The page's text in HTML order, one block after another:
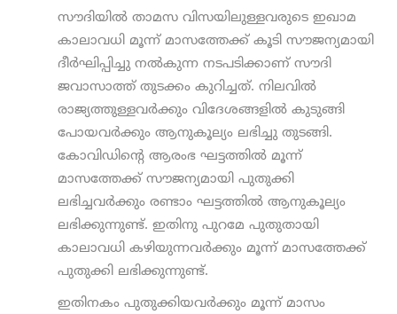
സൗദിയില്‍ താമസ വിസയിലുള്ളവരുടെ ഇഖാമ
കാലാവധി മൂന്ന് മാസത്തേക്ക് കൂടി സൗജന്യമായി
ദീര്‍ഘിപ്പിച്ചു നല്‍കുന്ന നടപടിക്കാണ് സൗദി
ജവാസാത്ത് തുടക്കം കുറിച്ചത്. നിലവില്‍
രാജ്യത്തുള്ളവര്‍ക്കും വിദേശങ്ങളില്‍ കുടുങ്ങി
പോയവര്‍ക്കും ആനുകൂല്യം ലഭിച്ചു തുടങ്ങി.
കോവിഡിന്റെ ആരംഭ ഘട്ടത്തില്‍ മൂന്ന്
മാസത്തേക്ക് സൗജന്യമായി പുതുക്കി
ലഭിച്ചവര്‍ക്കും രണ്ടാം ഘട്ടത്തില്‍ ആനുകൂല്യം
ലഭിക്കുന്നുണ്ട്. ഇതിനു പുറമേ പുതുതായി
കാലാവധി കഴിയുന്നവര്‍ക്കും മൂന്ന് മാസത്തേക്ക്
പുതുക്കി ലഭിക്കുന്നുണ്ട്.
ഇതിനകം പുതുക്കിയവര്‍ക്കും മൂന്ന് മാസം